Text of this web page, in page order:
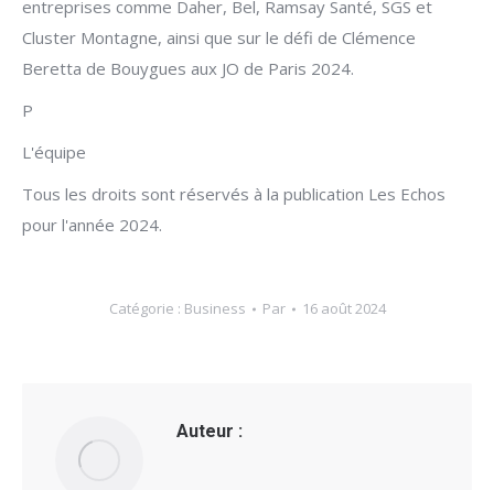
entreprises comme Daher, Bel, Ramsay Santé, SGS et
Cluster Montagne, ainsi que sur le défi de Clémence
Beretta de Bouygues aux JO de Paris 2024.
P
L'équipe
Tous les droits sont réservés à la publication Les Echos
pour l'année 2024.
Catégorie : Business Par 16 août 2024
Auteur :